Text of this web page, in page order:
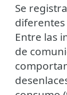
Se
Entre las
de